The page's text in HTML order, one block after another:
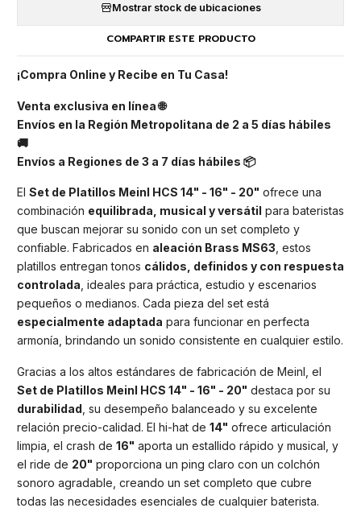
Mostrar stock de ubicaciones
COMPARTIR ESTE PRODUCTO
¡Compra Online y Recibe en Tu Casa!
Venta exclusiva en línea 🌐
Envíos en la Región Metropolitana de 2 a 5 días hábiles
🚚
Envíos a Regiones de 3 a 7 días hábiles 📦
El Set de Platillos Meinl HCS 14" - 16" - 20" ofrece una
combinación equilibrada, musical y versátil para bateristas
que buscan mejorar su sonido con un set completo y
confiable. Fabricados en aleación Brass MS63, estos
platillos entregan tonos cálidos, definidos y con respuesta
controlada, ideales para práctica, estudio y escenarios
pequeños o medianos. Cada pieza del set está
especialmente adaptada para funcionar en perfecta
armonía, brindando un sonido consistente en cualquier estilo.
Gracias a los altos estándares de fabricación de Meinl, el
Set de Platillos Meinl HCS 14" - 16" - 20" destaca por su
durabilidad , su desempeño balanceado y su excelente
relación precio-calidad. El hi-hat de 14" ofrece articulación
limpia, el crash de 16" aporta un estallido rápido y musical, y
el ride de 20" proporciona un ping claro con un colchón
sonoro agradable, creando un set completo que cubre
todas las necesidades esenciales de cualquier baterista.